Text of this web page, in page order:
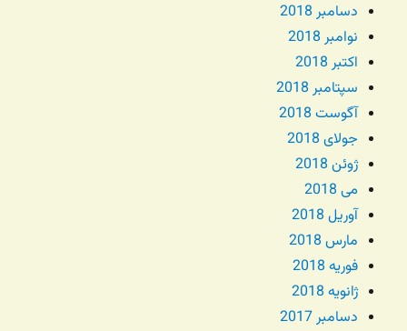
دسامبر 2018
نوامبر 2018
اکتبر 2018
سپتامبر 2018
آگوست 2018
جولای 2018
ژوئن 2018
می 2018
آوریل 2018
مارس 2018
فوریه 2018
ژانویه 2018
دسامبر 2017